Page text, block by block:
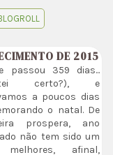
DE 2015
passou 359 dias...
certo?), e
a poucos dias
o natal. De
prospera, ano
não tem sido um
afinal,